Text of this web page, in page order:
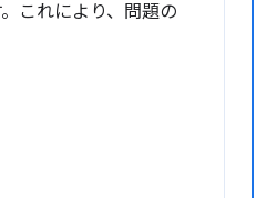
これにより、問題の